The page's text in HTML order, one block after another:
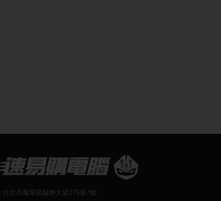
台北市萬華區艋舺大道275巷7號